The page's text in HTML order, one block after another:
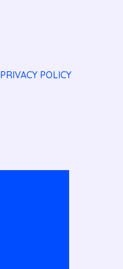
PRIVACY POLICY